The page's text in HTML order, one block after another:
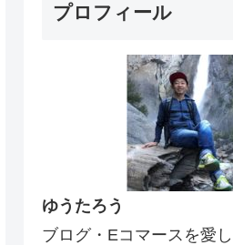
プロフィール
ゆうたろう
ブログ・Eコマースを愛し